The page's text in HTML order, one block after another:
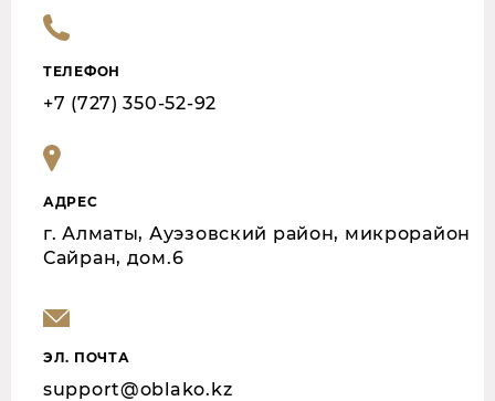
ТЕЛЕФОН
+7 (727) 350-52-92
АДРЕС
г. Алматы, Ауэзовский район, микрорайон
Сайран, дом.6
ЭЛ. ПОЧТА
support@oblako.kz